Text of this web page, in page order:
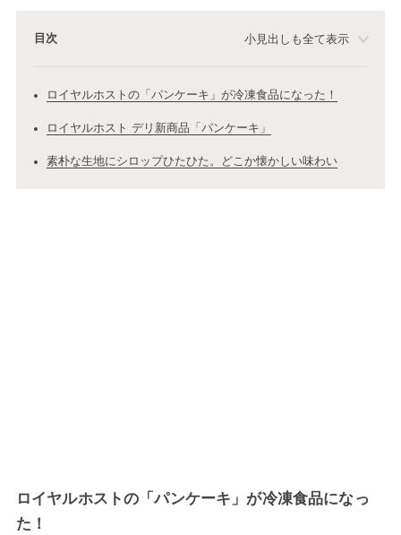
目次 小見出しも全て表示
ロイヤルホストの「パンケーキ」が冷凍食品になった！
ロイヤルホスト デリ新商品「パンケーキ」
素朴な生地にシロップひたひた。どこか懐かしい味わい
ロイヤルホストの「パンケーキ」が冷凍食品になっ
た！